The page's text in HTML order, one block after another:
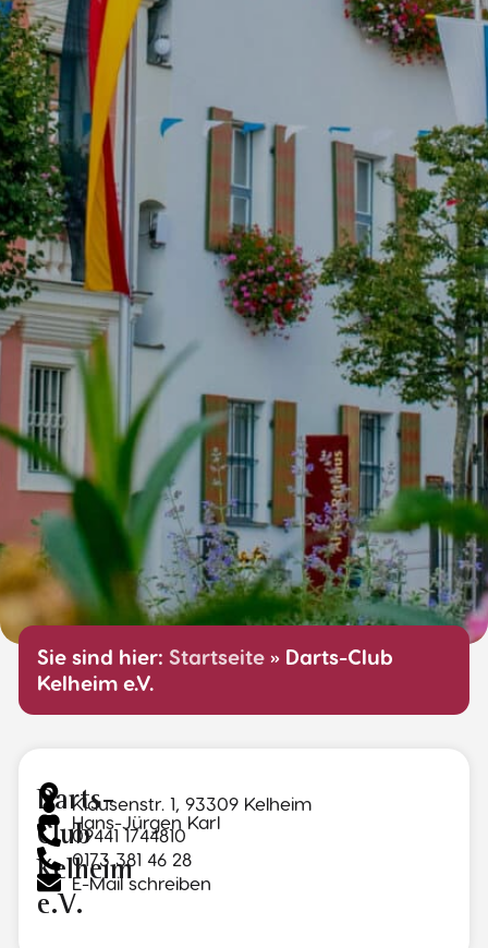
Sie sind hier: Startseite » Darts-Club
Kelheim e.V.
Darts-
Club
Kelheim
e.V.
Klausenstr. 1, 93309 Kelheim
Hans-Jürgen Karl
09441 1744810
0173 381 46 28
E-Mail schreiben